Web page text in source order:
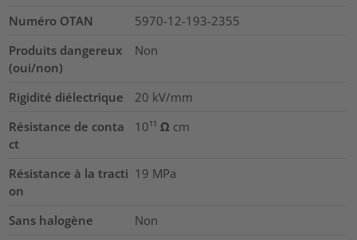
Numéro OTAN
5970-12-193-2355
Produits dangereux
(oui/non)
Non
Rigidité diélectrique 20 kV/mm
Résistance de conta
ct
10¹¹ Ω cm
Résistance à la tracti
on
19 MPa
Sans halogène
Non